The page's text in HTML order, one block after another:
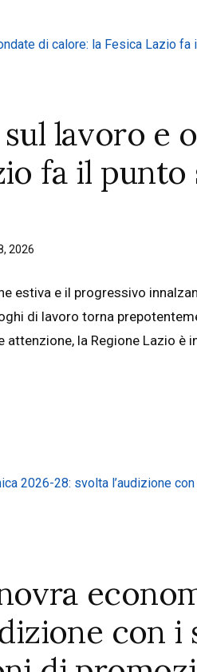
lavoro e
fa il punto
2026
estiva e il progressivo
di lavoro torna
la Regione Lazio è
con i